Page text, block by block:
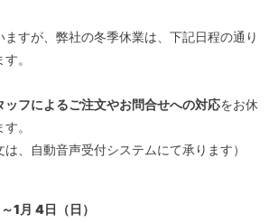
すが、弊社の冬季休業は、下記日程の通り
。
ッフによるご注文やお問合せへの対応をお休
。
は、自動音声受付システムにて承ります）
1月 4日（日）